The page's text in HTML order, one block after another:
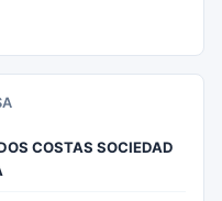
COSTAS SOCIEDAD